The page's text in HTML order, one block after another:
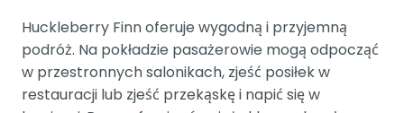
Huckleberry Finn oferuje wygodną i przyjemną
podróż. Na pokładzie pasażerowie mogą odpocząć
w przestronnych salonikach, zjeść posiłek w
restauracji lub zjeść przekąskę i napić się w